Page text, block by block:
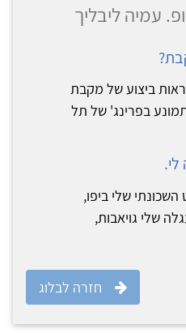
עמיה ליבליך
ביצוע של מקבת
בפרינג' של תל
שלי ביפו,
שלי גויאבות,
חזרה לבלוג